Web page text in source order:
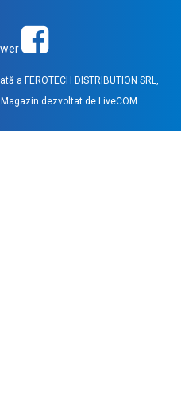
FEROTECH DISTRIBUTION SRL,
dezvoltat de LiveCOM